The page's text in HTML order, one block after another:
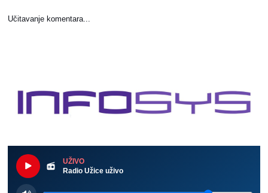
Učitavanje komentara...
UŽIVO
Radio Užice uživo